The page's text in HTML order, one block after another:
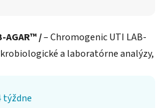
AGAR™ /– Chromogenic UTI LAB-
a laboratórne analýzy,
týždne